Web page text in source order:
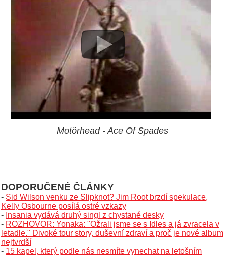
Motörhead - Ace Of Spades
DOPORUČENÉ ČLÁNKY
- Sid Wilson venku ze Slipknot? Jim Root brzdí spekulace,
Kelly Osbourne posílá ostré vzkazy
- Insania vydává druhý singl z chystané desky
- ROZHOVOR: Yonaka: "Ožrali jsme se s Idles a já zvracela v
letadle." Divoké tour story, duševní zdraví a proč je nové album
nejtvrdší
- 15 kapel, který podle nás nesmíte vynechat na letošním